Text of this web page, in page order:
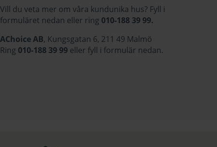
Vill du veta mer om våra kundunika hus? Fyll i
formuläret nedan eller ring 010-188 39 99.
AChoice AB, Kungsgatan 6, 211 49 Malmö
Ring 010-188 39 99 eller fyll i formulär nedan.